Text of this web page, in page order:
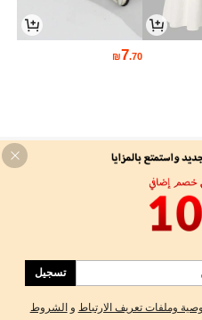
₪7.70
Here at MOTF, we are
collection that gives classic
designer fashion that
تسجيل
وملفات تعريف الارتباط و الشروط